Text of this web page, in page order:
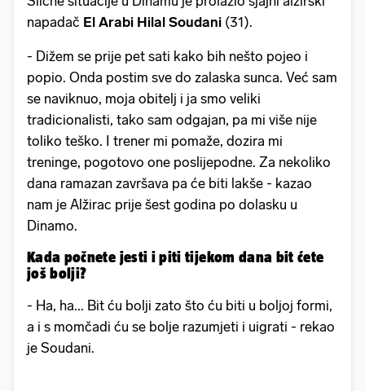
napadač El Arabi Hilal Soudani (31).
- Dižem se prije pet sati kako bih nešto pojeo i
popio. Onda postim sve do zalaska sunca. Već sam
se naviknuo, moja obitelj i ja smo veliki
tradicionalisti, tako sam odgajan, pa mi više nije
toliko teško. I trener mi pomaže, dozira mi
treninge, pogotovo one poslijepodne. Za nekoliko
dana ramazan završava pa će biti lakše - kazao
nam je Alžirac prije šest godina po dolasku u
Dinamo.
Kada počnete jesti i piti tijekom dana bit ćete
još bolji?
- Ha, ha... Bit ću bolji zato što ću biti u boljoj formi,
a i s momčadi ću se bolje razumjeti i uigrati - rekao
je Soudani.